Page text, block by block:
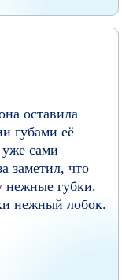
оставила
губами её
уже сами
заметил, что
нежные губки.
нежный лобок.